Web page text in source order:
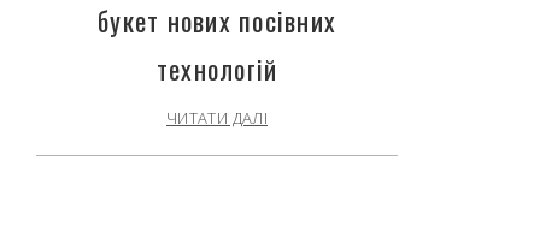
букет нових посівних
технологій
ЧИТАТИ ДАЛІ